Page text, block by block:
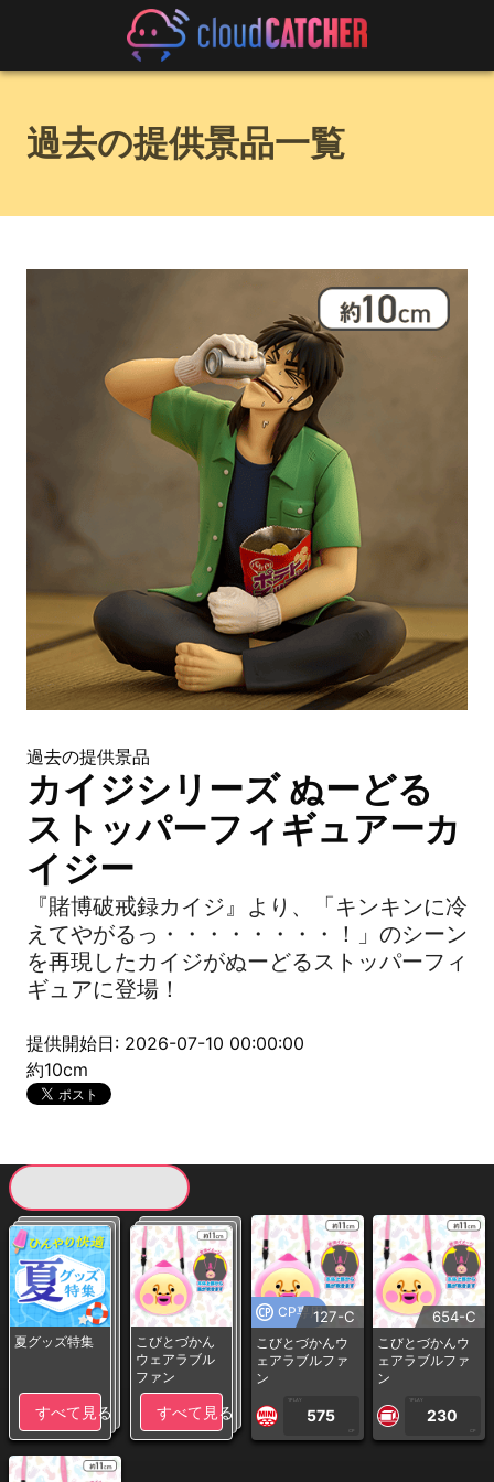
過去の提供景品一覧
過去の提供景品
カイジシリーズ ぬーどる
ストッパーフィギュアーカ
イジー
『賭博破戒録カイジ』より、「キンキンに冷
えてやがるっ・・・・・・・・！」のシーン
を再現したカイジがぬーどるストッパーフィ
ギュアに登場！
提供開始日: 2026-07-10 00:00:00
約10cm
夏グッズ特集
すべて見る
こびとづかん
ウェアラブル
ファン
すべて見る
CP専用127-C
こびとづかんウ
ェアラブルファ
ン
1PLAY
575
CP
654-C
こびとづかんウ
ェアラブルファ
ン
1PLAY
230
CP